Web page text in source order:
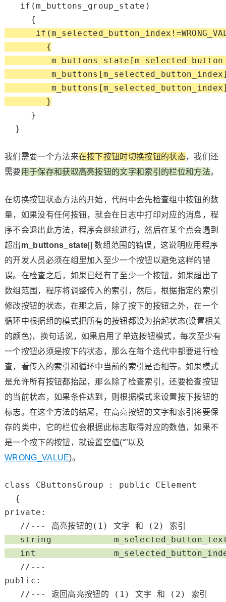
if (m_buttons_group_state)
if (m_selected_button_index!=
{
}
}
}
我们需要一个方法来在按下按钮时切换按钮的状态，我们还
需要用于保存和获取高亮按钮的文字和索引的栏位和方法。
在切换按钮状态方法的开始，代码中会先检查组中按钮的数
量，如果没有任何按钮，就会在日志中打印对应的消息，程
序不会退出此方法，程序会继续进行，然后在某个点会遇到
超出m_buttons_state[] 数组范围的错误，这说明应用程序
的开发人员必须在组里加入至少一个按钮以避免这样的错
误。在检查之后，如果已经有了至少一个按钮，如果超出了
数组范围，程序将调整传入的索引，然后，根据指定的索引
修改按钮的状态，在那之后，除了按下的按钮之外，在一个
循环中根据组的模式把所有的按钮都设为抬起状态(设置相关
的颜色)，换句话说，如果启用了单选按钮模式，每次至少有
一个按钮必须是按下的状态，那么在每个迭代中都要进行检
查，看传入的索引和循环中当前的索引是否相等。如果模式
是允许所有按钮都抬起，那么除了检查索引，还要检查按钮
的当前状态，如果条件达到，则根据模式来设置按下按钮的
标志。在这个方法的结尾，在高亮按钮的文字和索引将要保
存的类中，它的栏位会根据此标志取得对应的数值，如果不
是一个按下的按钮，就设置空值(“”以及
WRONG_VALUE)。
class CButtonsGroup : public CElement
private :
//--- 高亮按钮的(1) 文字 和 (2) 索引
string
int
//---
public :
//--- 返回高亮按钮的 (1) 文字 和 (2) 索引